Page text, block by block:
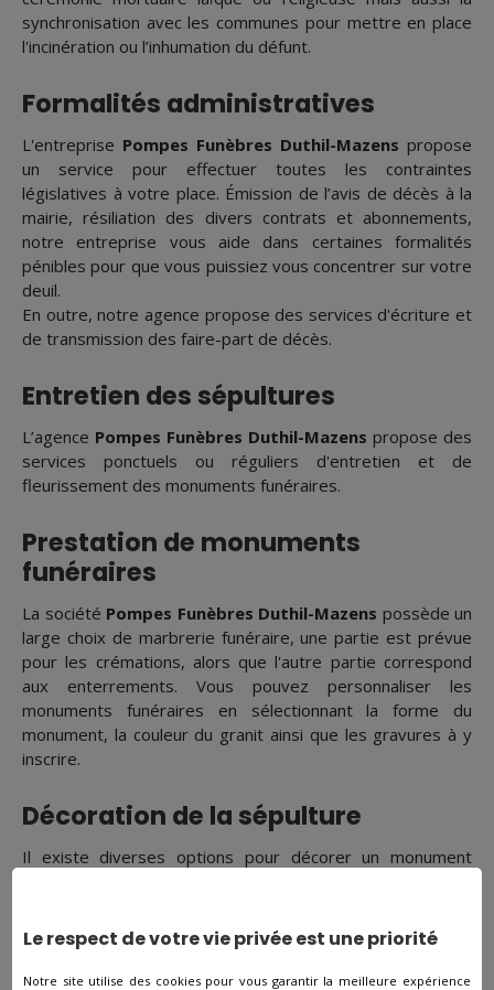
synchronisation avec les communes pour mettre en place
l'incinération ou l’inhumation du défunt.
Formalités administratives
L'entreprise Pompes Funèbres Duthil-Mazens propose
un service pour effectuer toutes les contraintes
législatives à votre place. Émission de l’avis de décès à la
mairie, résiliation des divers contrats et abonnements,
notre entreprise vous aide dans certaines formalités
pénibles pour que vous puissiez vous concentrer sur votre
deuil.
En outre, notre agence propose des services d'écriture et
de transmission des faire-part de décès.
Entretien des sépultures
L’agence Pompes Funèbres Duthil-Mazens propose des
services ponctuels ou réguliers d'entretien et de
fleurissement des monuments funéraires.
Prestation de monuments
funéraires
La société Pompes Funèbres Duthil-Mazens possède un
large choix de marbrerie funéraire, une partie est prévue
pour les crémations, alors que l'autre partie correspond
aux enterrements. Vous pouvez personnaliser les
monuments funéraires en sélectionnant la forme du
monument, la couleur du granit ainsi que les gravures à y
inscrire.
Décoration de la sépulture
Il existe diverses options pour décorer un monument
Le respect de votre vie privée est une priorité
Notre site utilise des cookies pour vous garantir la meilleure expérience